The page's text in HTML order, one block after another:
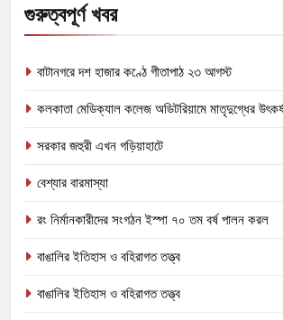
গুরুত্বপূর্ণ খবর
বাটানগরে দশ হাজার কণ্ঠে গীতাপাঠ ২৩ আগস্ট
কলকাতা মেডিক্যাল কলেজ অডিটরিয়ামে মাতৃদুগ্ধের
সরকার জহুরী এখন গড়িয়াহাটে
বেশ্যার বারমাস্যা
রং নির্মানকারীদের সংগঠন ইস্পা ৭০ তম বর্ষ পালন করল
বাঙালির ইতিহাস ও বহিরাগত তত্ত্ব
বাঙালির ইতিহাস ও বহিরাগত তত্ত্ব